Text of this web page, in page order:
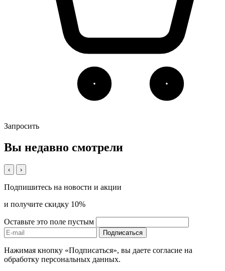
Запросить
Вы недавно смотрели
‹ ›
Подпишитесь на новости и акции
и получите скидку 10%
Оставьте это поле пустым
Подписаться
Нажимая кнопку «Подписаться», вы даете согласие на
обработку персональных данных.